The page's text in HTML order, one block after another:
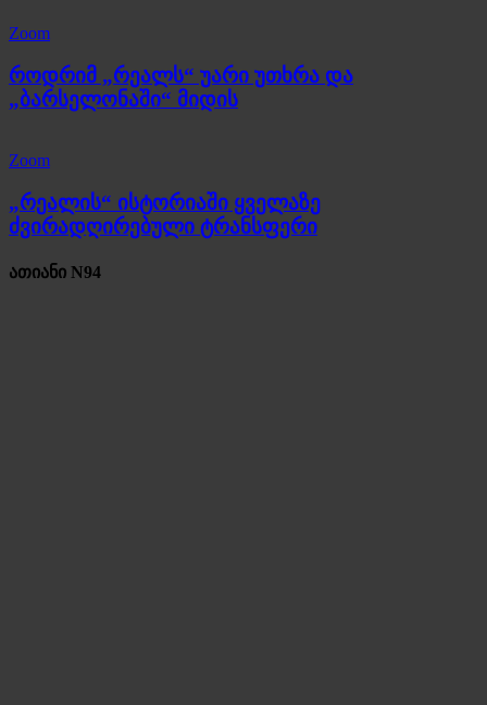
Zoom
როდრიმ „რეალს“ უარი უთხრა და
„ბარსელონაში“ მიდის
Zoom
„რეალის“ ისტორიაში ყველაზე
ძვირადღირებული ტრანსფერი
ათიანი N94